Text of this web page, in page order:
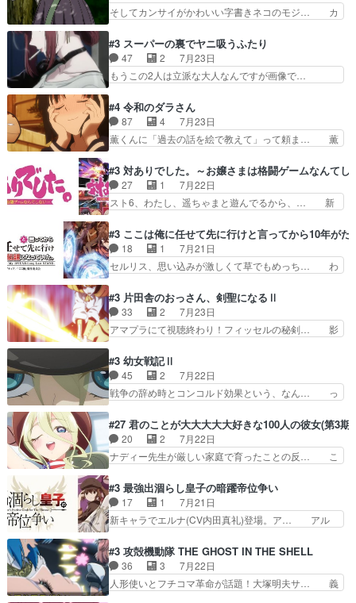
見ると挟まれないか心配…
ティが仲間になった！？会話が通じ… 鏡の過去、
辛すぎて胸が苦しくなりました…… 最初、勇者パ
コちゃんの性別が間違えられ… 鏡の両親がモンス
ターと人間にそれぞれ命を… 胸が苦しくなるほど
鏡くんの過去がとても残…
そしてカンサイがかわいい字書きネコのモジ… カ
は『ちんこ』によってリミッターが外れ… 今回は
汚い要素あまりなく普通にギャグアニ… あとアイ
キャッチが釈迦だったの本当に最高… まー、今回
もコンプライアンス違反にどこま… 達郎のオチに
ニメが好きでも大丈夫だよ」… あんな事こんな事
いっぱいさせられちゃうこ… 妹ネコちゃんのバー
ガーにタバコ入ってるの…
#3 スーパーの裏でヤニ吸うふたり
47 2
7月23日
もうこの2人は立派な大人なんですが画像で…
こ叡智でセクシー！ミストふっかけて嗅ぎ… あい
かわらず山田さんと田山さんが同一人物… 今さら
だけどずとまよのOP合ってるね。首… 佐々木と
田山さんにロマンスの香りが漂って… 佐々木さん
「ただのヤニ仲間」から「ちゃ… 田山から消臭ミ
ストを戴いてお礼返しをして… からかったつもり
なのに、思いもよらない佐…
#4 令和のダラさん
87 4
7月23日
薫くんに「過去の話を絵で教えて」って頼ま… 薫
シリアス展開になるかと思ったら全然そ… 薫が通
うは応神町立応神北小学校一方、日向… 思ったの
と違う刺客出てきたwwただ関西弁… とエピソー
ドの進みにおどろくけど、気持ち… ①作文の定番
れしてきた。ミステリアスな… 弟くんから昔の話
を絵に描いて！と言われた… 神をも恐れぬ姉弟と
ダラさんのコメディかと…
#3 対ありでした。～お嬢さまは格闘ゲームなんてし
27 1
7月22日
スト6、わたし、遥ちゃまと遊んでるから、… 新
ぁ、こんな都合よく格ゲー女子が集まるか… 規律
違反は許さない人かと負けず嫌いの可愛… 何かに
一生懸命になっている女の子はかわい… 先の一件
で綾と美緒は親しくなる。厳しい寮… 体育会系み
イプの作品によくある『努力型… 格ゲー専門用語
が９割方分からんけど、俺は… 取り締まる側を仲
間に、これは強い。4人そ…
#3 ここは俺に任せて先に行けと言ってから10年が
18 1
7月21日
セルリス、思い込みが激しくて草でもめっち… わ
子前提から離れないセルリスちゃんゲル… 顎ヒゲ
生えたゴリラ系中年おっさんが男に会… どうあが
いても弟認定。ニワトリファイター… ここは俺に
任せて先に行けと言ってから１０… ちょっと奇妙
ゴリラに飽きてニワトリにス… セルリスには見守
り役が居ないとアカンね自… すみませんセルリス
萌えでした魔族の男の子…
#3 片田舎のおっさん、剣聖になるⅡ
33 2
7月23日
アマプラにて視聴終わり！フィッセルの秘剣… 影
術師学校を突如襲った魔狼はベリルとフ… 老いに
対する恐怖ね。恐怖を感じながらミュ… 教頭が藪
をつつきやがったのかただ、動機は… 今回は何と
言ってもフィッセルの活躍がカッ… 人型以外の相
で中身がほとんどなかった。… 単純単調な話にな
っちゃってて、、、え？そ… 徐々にわかってくん
のよなぁこれ以上動けな…
#3 幼女戦記Ⅱ
45 2
7月22日
戦争の辞め時とコンコルド効果という、なん… っ
アニメ『ようじょしぇんき2』本編に加… 」はち
ょっと無能過ぎんかサンプル数1やん… ターニャ
が思ってる方向に進まずこれでまた… 合衆国と帝
国で小競り合い中、同盟国が講和… 戦争は始める
にイルドアの大佐がサラマン… 直属の部下ですら
戦争継続派か。。戦争は始… 「（あの量の差が気
になるッ!!!）」ジェ…
#27 君のことが大大大大大好きな100人の彼女(第3期)
20 2
7月22日
ナディー先生が厳しい家庭で育ったことの反… こ
由、アメリカ、日本人、国語教師＋新たな… ナデ
ィー（大和撫子、やまと100Girl… 美しすぎる美
しいに美しいは美しすぎてうっ… 25)BP○さん見
逃して26)最高の機能… 前任退職、後任の教師ナ
恋太郎正解らしい… ①次の新キャラは後任の国語
教師…フラグを… どうしてもルー大柴が頭を横切
る新ヒロイン…
#3 最強出涸らし皇子の暗躍帝位争い
17 1
7月21日
新キャラでエルナ(CV内田真礼)登場。ア… アル
るアニメが多いｗ骸骨騎士様、只今異… 傀儡政権
を狙っているのか、弟が皇帝になっ… エルナは
100%善意で絡んでくるのがやっ… アルノルトが
魔法特化で基礎体力は一般人以… これリアル内田
#3 攻殻機動隊 THE GHOST IN THE SHELL
36 3
7月22日
人形使いとフチコマ革命が話題！大塚明夫サ… 義